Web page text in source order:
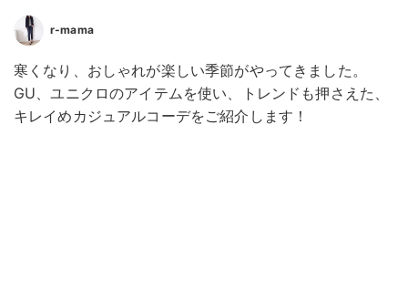
r-mama
寒くなり、おしゃれが楽しい季節がやってきました。
GU、ユニクロのアイテムを使い、トレンドも押さえた、
キレイめカジュアルコーデをご紹介します！